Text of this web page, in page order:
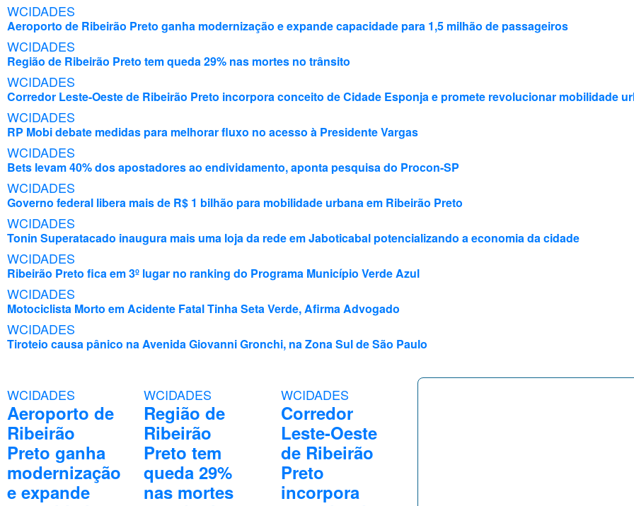
WCIDADES
Aeroporto de Ribeirão Preto ganha modernização e expande capacidade para 1,5 milhão de passageiros
WCIDADES
Região de Ribeirão Preto tem queda 29% nas mortes no trânsito
WCIDADES
Corredor Leste-Oeste de Ribeirão Preto incorpora conceito de Cidade Esponja e promete revolucionar mobilidade
WCIDADES
RP Mobi debate medidas para melhorar fluxo no acesso à Presidente Vargas
WCIDADES
Bets levam 40% dos apostadores ao endividamento, aponta pesquisa do Procon-SP
WCIDADES
Governo federal libera mais de R$ 1 bilhão para mobilidade urbana em Ribeirão Preto
WCIDADES
Tonin Superatacado inaugura mais uma loja da rede em Jaboticabal potencializando a economia da cidade
WCIDADES
Ribeirão Preto fica em 3º lugar no ranking do Programa Município Verde Azul
WCIDADES
Motociclista Morto em Acidente Fatal Tinha Seta Verde, Afirma Advogado
WCIDADES
Tiroteio causa pânico na Avenida Giovanni Gronchi, na Zona Sul de São Paulo
WCIDADES
Aeroporto de
Ribeirão
Preto ganha
modernização
e expande
WCIDADES
Região de
Ribeirão
Preto tem
queda 29%
nas mortes
WCIDADES
Corredor
Leste-Oeste
de Ribeirão
Preto
incorpora